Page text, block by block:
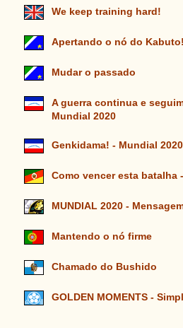
We keep training hard!
Apertando o nó do Kabuto!
Mudar o passado
A guerra continua e
Mundial 2020
Genkidama! - Mundial 2020
Como vencer esta batalha
MUNDIAL 2020 -
Mantendo o nó firme
Chamado do Bushido
GOLDEN MOMENTS -